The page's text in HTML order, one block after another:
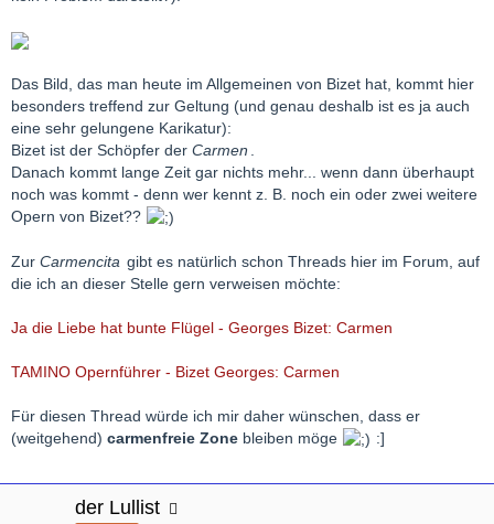
Das Bild, das man heute im Allgemeinen von Bizet hat, kommt hier
besonders treffend zur Geltung (und genau deshalb ist es ja auch
eine sehr gelungene Karikatur):
Bizet ist der Schöpfer der Carmen
Danach kommt lange Zeit gar nichts mehr... wenn dann überhaupt
noch was kommt - denn wer kennt z. B. noch ein oder zwei weitere
Opern von Bizet??
Zur Carmencita gibt es natürlich schon Threads hier im Forum, auf
die ich an dieser Stelle gern verweisen möchte:
Ja die Liebe hat bunte Flügel - Georges Bizet: Carmen
TAMINO Opernführer - Bizet Georges: Carmen
Für diesen Thread würde ich mir daher wünschen, dass er
(weitgehend) carmenfreie Zone bleiben möge :]
der Lullist